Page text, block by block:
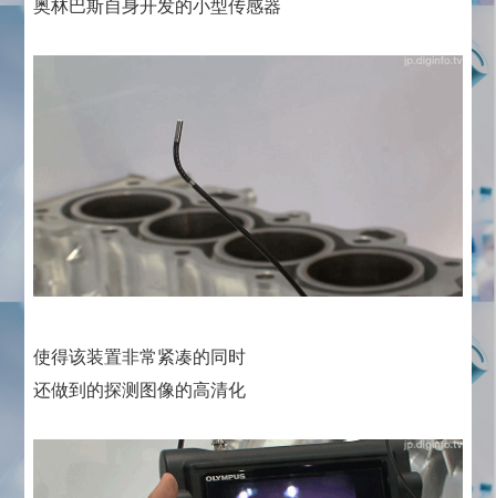
奥林巴斯自身开发的小型传感器
使得该装置非常紧凑的同时
还做到的探测图像的高清化